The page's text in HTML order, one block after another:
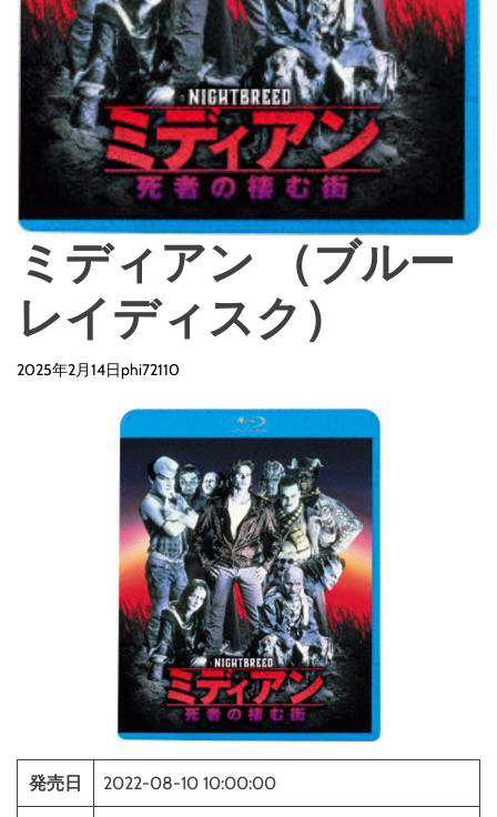
ミディアン （ブルー
レイディスク）
2025年2月14日phi72110
発売日 2022-08-10 10:00:00